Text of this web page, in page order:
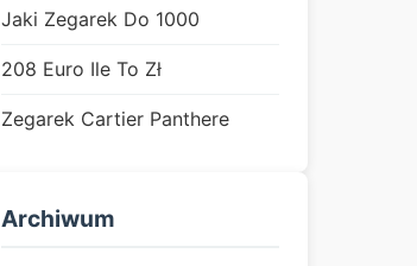
Jaki Zegarek Do 1000
208 Euro Ile To Zł
Zegarek Cartier Panthere
Archiwum